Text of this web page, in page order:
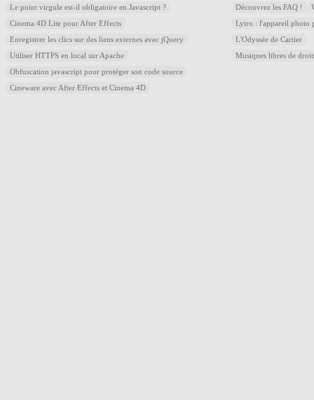
Le point virgule est-il obligatoire en Javascript ?
Cinema 4D Lite pour After Effects
Enregistrer les clics sur des liens externes avec jQuery
Utiliser HTTPS en local sur Apache
Obfuscation javascript pour protéger son code source
Cineware avec After Effects et Cinema 4D
Découvrez les FAQ !
Lytro : l'appareil photo
L'Odyssée de Cartier
Musiques libres de